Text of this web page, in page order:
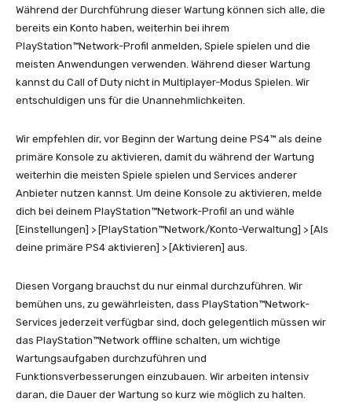
Während der Durchführung dieser Wartung können sich alle, die
bereits ein Konto haben, weiterhin bei ihrem
PlayStation™Network-Profil anmelden, Spiele spielen und die
meisten Anwendungen verwenden. Während dieser Wartung
kannst du Call of Duty nicht in Multiplayer-Modus Spielen. Wir
entschuldigen uns für die Unannehmlichkeiten.
Wir empfehlen dir, vor Beginn der Wartung deine PS4™ als deine
primäre Konsole zu aktivieren, damit du während der Wartung
weiterhin die meisten Spiele spielen und Services anderer
Anbieter nutzen kannst. Um deine Konsole zu aktivieren, melde
dich bei deinem PlayStation™Network-Profil an und wähle
[Einstellungen] > [PlayStation™Network/Konto-Verwaltung] > [Als
deine primäre PS4 aktivieren] > [Aktivieren] aus.
Diesen Vorgang brauchst du nur einmal durchzuführen. Wir
bemühen uns, zu gewährleisten, dass PlayStation™Network-
Services jederzeit verfügbar sind, doch gelegentlich müssen wir
das PlayStation™Network offline schalten, um wichtige
Wartungsaufgaben durchzuführen und
Funktionsverbesserungen einzubauen. Wir arbeiten intensiv
daran, die Dauer der Wartung so kurz wie möglich zu halten.